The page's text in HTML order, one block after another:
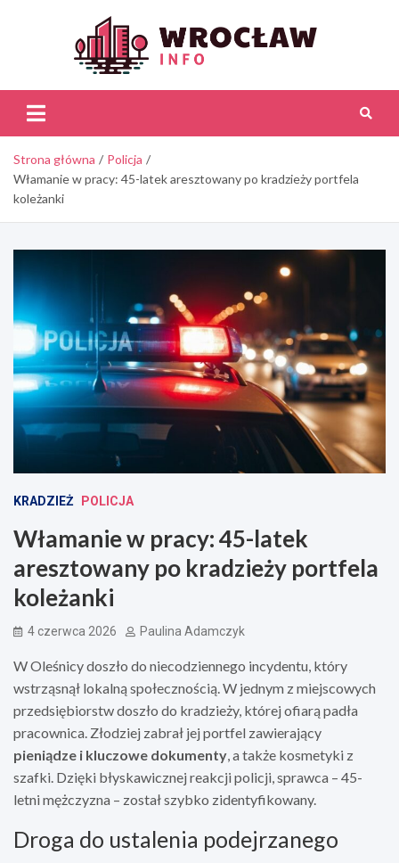
Strona główna
Policja
Włamanie w pracy: 45-latek aresztowany po kradzieży portfela
koleżanki
KRADZIEŻ POLICJA
Włamanie w pracy: 45-latek
aresztowany po kradzieży portfela
koleżanki
4 czerwca 2026 Paulina Adamczyk
W Oleśnicy doszło do niecodziennego incydentu, który
wstrząsnął lokalną społecznością. W jednym z miejscowych
przedsiębiorstw doszło do kradzieży, której ofiarą padła
pracownica. Złodziej zabrał jej portfel zawierający
pieniądze i kluczowe dokumenty, a także kosmetyki z
szafki. Dzięki błyskawicznej reakcji policji, sprawca – 45-
letni mężczyzna – został szybko zidentyfikowany.
Droga do ustalenia podejrzanego